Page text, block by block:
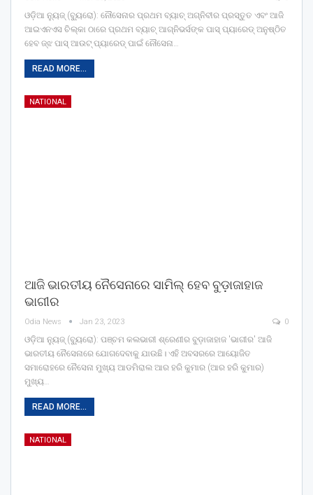
ଓଡ଼ିଆ ନ୍ୟୁଜ୍ (ବ୍ୟୁରୋ): ନୌସେନାର ପ୍ରଥମ ବ୍ୟାଚ୍ ଅଗ୍ନିବୀର ପ୍ରସ୍ତୁତ ଏବଂ ଆଜି
ଆଇଏନଏସ ଚିଲ୍କା ଠାରେ ପ୍ରଥମ ବ୍ୟାଚ୍ ଆଗ୍ନିଭର୍ସଙ୍କ ପାସ୍ ପ୍ୟାରେଡ୍ ଅନୁଷ୍ଠିତ
ହେବ ଜ୍ଝ ପାସ୍ ଆଉଟ୍ ପ୍ୟାରେଡ୍ ପାଇଁ ନୌସେନା…
READ MORE...
NATIONAL
ଆଜି ଭାରତୀୟ ନୈସେନାରେ ସାମିଲ୍ ହେବ ବୁଡ଼ାଜାହାଜ
ଭାଗୀର
Odia News Jan 23, 2023 0
ଓଡ଼ିଆ ନ୍ୟୁଜ୍ (ବ୍ୟୁରୋ): ପଞ୍ଚମ କଲଭାରୀ ଶ୍ରେଣୀର ବୁଡ଼ାଜାହାଜ 'ଭାଗୀର' ଆଜି
ଭାରତୀୟ ନୈସେନାରେ ଯୋଗଦେବାକୁ ଯାଉଛି। ଏହି ଅବସରରେ ଆୟୋଜିତ
ସମାରୋହରେ ନୈସେନା ମୁଖ୍ୟ ଆଡମିରାଲ ଆର ହରି କୁମାର (ଆର ହରି କୁମାର)
ମୁଖ୍ୟ…
READ MORE...
NATIONAL